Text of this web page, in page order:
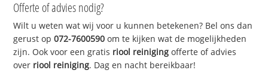
Offerte of advies nodig?
Wilt u weten wat wij voor u kunnen betekenen? Bel ons dan
gerust op072-7600590 om te kijken wat de mogelijkheden
zijn. Ook voor een gratis riool reiniging offerte of advies
over riool reiniging. Dag en nacht bereikbaar!